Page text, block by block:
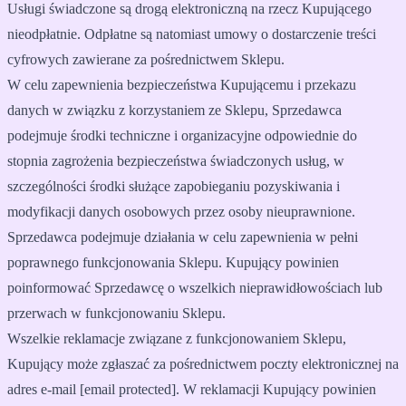
Usługi świadczone są drogą elektroniczną na rzecz Kupującego
nieodpłatnie. Odpłatne są natomiast umowy o dostarczenie treści
cyfrowych zawierane za pośrednictwem Sklepu.
W celu zapewnienia bezpieczeństwa Kupującemu i przekazu
danych w związku z korzystaniem ze Sklepu, Sprzedawca
podejmuje środki techniczne i organizacyjne odpowiednie do
stopnia zagrożenia bezpieczeństwa świadczonych usług, w
szczególności środki służące zapobieganiu pozyskiwania i
modyfikacji danych osobowych przez osoby nieuprawnione.
Sprzedawca podejmuje działania w celu zapewnienia w pełni
poprawnego funkcjonowania Sklepu. Kupujący powinien
poinformować Sprzedawcę o wszelkich nieprawidłowościach lub
przerwach w funkcjonowaniu Sklepu.
Wszelkie reklamacje związane z funkcjonowaniem Sklepu,
Kupujący może zgłaszać za pośrednictwem poczty elektronicznej na
adres e-mail [email protected]. W reklamacji Kupujący powinien